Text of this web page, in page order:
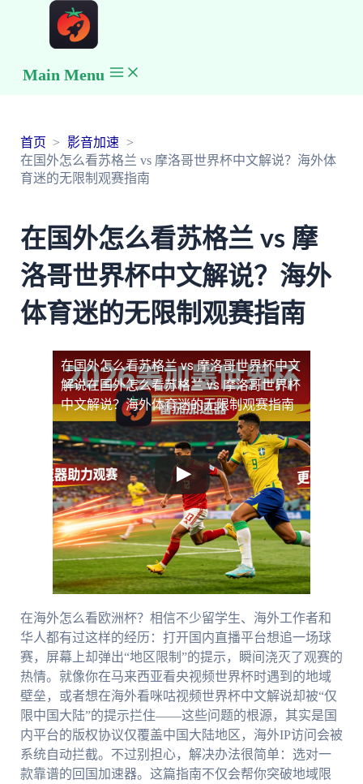
Main Menu
首页
影音加速
在国外怎么看苏格兰 vs 摩洛哥世界杯中文解说？海外体
育迷的无限制观赛指南
在国外怎么看苏格兰 vs 摩
洛哥世界杯中文解说？海外
体育迷的无限制观赛指南
在国外怎么看苏格兰 vs 摩洛哥世界杯中文
解说在国外怎么看苏格兰 vs 摩洛哥世界杯
中文解说？海外体育迷的无限制观赛指南
在海外怎么看欧洲杯？相信不少留学生、海外工作者和
华人都有过这样的经历：打开国内直播平台想追一场球
赛，屏幕上却弹出“地区限制”的提示，瞬间浇灭了观赛的
热情。就像你在马来西亚看央视频世界杯时遇到的地域
壁垒，或者想在海外看咪咕视频世界杯中文解说却被“仅
限中国大陆”的提示拦住——这些问题的根源，其实是国
内平台的版权协议仅覆盖中国大陆地区，海外IP访问会被
系统自动拦截。不过别担心，解决办法很简单：选对一
款靠谱的回国加速器。这篇指南不仅会帮你突破地域限